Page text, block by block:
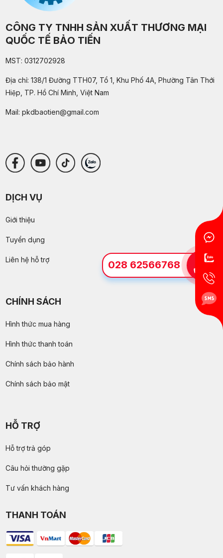
CÔNG TY TNHH SẢN XUẤT THƯƠNG MẠI
QUỐC TẾ BẢO TIẾN
MST: 0312702928
Địa chỉ: 138/1 Đường TTH07, Tổ 1, Khu Phố 4A, Phường Tân Thới
Hiệp, TP. Hồ Chí Minh, Việt Nam
Mail: pkdbaotien@gmail.com
DỊCH VỤ
Giới thiệu
Tuyển dụng
Liên hệ hỗ trợ
CHÍNH SÁCH
Hình thức mua hàng
Hình thức thanh toán
Chính sách bảo hành
Chính sách bảo mật
HỖ TRỢ
Hỗ trợ trả góp
Câu hỏi thường gặp
Tư vấn khách hàng
THANH TOÁN
028 62566768